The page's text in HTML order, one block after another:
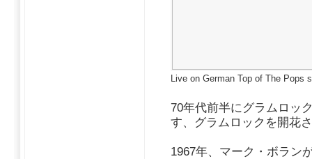
Live on German Top of The Pops
70年代前半にグラムロッ
す、グラムロックを開花
1967年、マーク・ボラン